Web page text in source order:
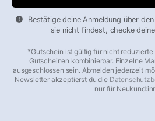
Bestätige deine Anmeldung über
sie nicht findest, checke
*Gutschein ist gültig für nicht
Gutscheinen kombinierbar. Einzelne
ausgeschlossen sein. Abmelden jederzeit
Newsletter akzeptierst du die
nur für